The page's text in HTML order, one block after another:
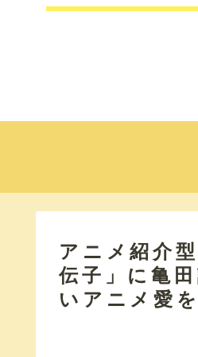
アニメ紹介
伝子」に亀
いアニメ愛